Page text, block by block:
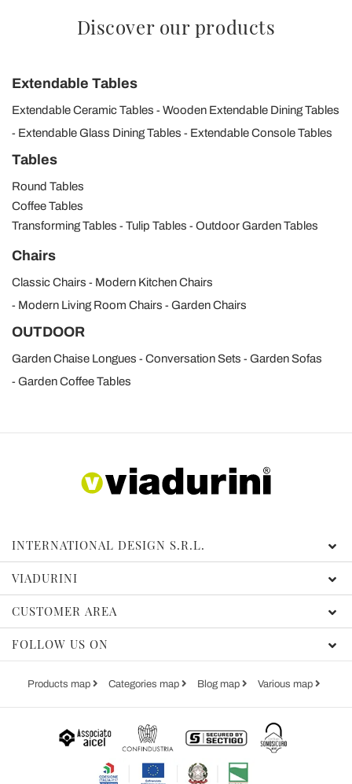
Discover our products
Extendable Tables
Extendable Ceramic Tables
Wooden Extendable Dining Tables
Extendable Glass Dining Tables
Extendable Console Tables
Tables
Round Tables
Coffee Tables
Transforming Tables
Tulip Tables Outdoor Garden Tables
Chairs
Classic Chairs
Modern Kitchen Chairs
Modern Living Room Chairs
Garden Chairs
OUTDOOR
Garden Chaise Longues Conversation Sets
Garden Sofas
Garden Coffee Tables
INTERNATIONAL DESIGN S.R.L.
VIADURINI
CUSTOMER AREA
FOLLOW US ON
Products map Categories map Blog map Various map